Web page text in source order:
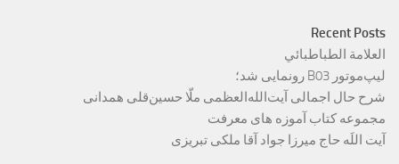
Recent Posts
العلامة الطباطبائي
لیپ‌موتور B03 رونمایی شد؛
شرح حال اجمالی آیت‌الله‌العظمی ملّا حسین‌قلی همدانی
مجموعه کتاب آموزه های معرفت
آیت اللَه حاج میرزا جواد آقا ملکی تبریزی